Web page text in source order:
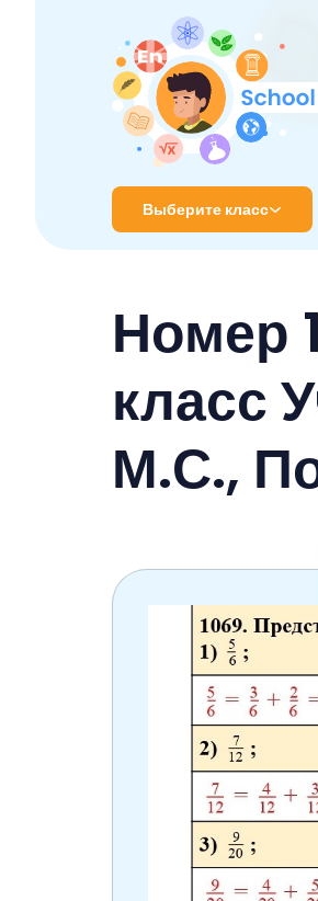
Выберите класс
2 класс
4 класс
5 класс
Номер
класс
М.С.,